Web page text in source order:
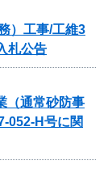
）工事/工維3
札公告
（通常砂防事
052-H号に関